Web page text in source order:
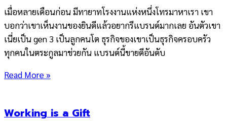
เมื่อหลายเดือนก่อน มีทายาทโรงงานแห่งหนึ่งโทรมาหาเรา เขา
บอกว่าเขาเห็นงานของยินดีแล้วอยากรีแบรนด์มากเลย อันตัวเขา
เนี่ยเป็น gen 3 เป็นลูกคนโต ธุรกิจของเขาเป็นธุรกิจครอบครัว
ทุกคนในตระกูลมาช่วยกัน แบรนด์นี้ขายดีอันดับ
Read More »
Working is a Gift